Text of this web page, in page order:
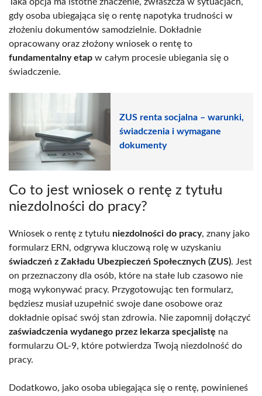
gdy osoba ubiegająca się o rentę napotyka trudności w
złożeniu dokumentów samodzielnie. Dokładnie
opracowany oraz złożony wniosek o rentę to
fundamentalny etap w całym procesie ubiegania się o
świadczenie.
ZUS renta socjalna – warunki,
świadczenia i wymagane
dokumenty
Co to jest wniosek o rentę z tytułu
niezdolności do pracy?
Wniosek o rentę z tytułu niezdolności do pracy, znany jako
formularz ERN, odgrywa kluczową rolę w uzyskaniu
świadczeń z Zakładu Ubezpieczeń Społecznych (ZUS). Jest
on przeznaczony dla osób, które na stałe lub czasowo nie
mogą wykonywać pracy. Przygotowując ten formularz,
będziesz musiał uzupełnić swoje dane osobowe oraz
dokładnie opisać swój stan zdrowia. Nie zapomnij dołączyć
zaświadczenia wydanego przez lekarza specjalistę na
formularzu OL-9, które potwierdza Twoją niezdolność do
pracy.
Dodatkowo, jako osoba ubiegająca się o rentę, powinieneś